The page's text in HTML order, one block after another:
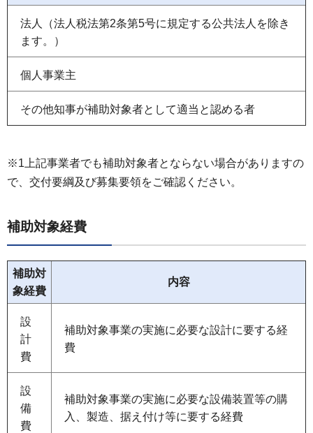
法人（法人税法第2条第5号に規定する公共法人を除き
ます。）
個人事業主
その他知事が補助対象者として適当と認める者
※1上記事業者でも補助対象者とならない場合がありますの
で、交付要綱及び募集要領をご確認ください。
補助対象経費
補助対
象経費
内容
設
計
費
補助対象事業の実施に必要な設計に要する経
費
設
備
費
補助対象事業の実施に必要な設備装置等の購
入、製造、据え付け等に要する経費